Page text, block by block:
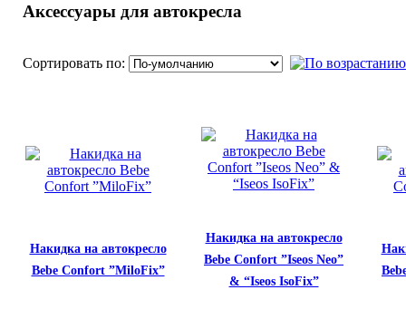
Аксессуары для автокресла
Сортировать по:
Накидка на автокресло
Bebe Confort ”MiloFix”
Накидка на автокресло
Bebe Confort ”Iseos Neo”
& “Iseos IsoFix”